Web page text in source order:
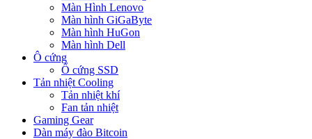
Màn Hình Lenovo
Màn hình GiGaByte
Màn hình HuGon
Màn hình Dell
Ô cứng
Ổ cứng SSD
Tản nhiệt Cooling
Tản nhiệt khí
Fan tản nhiệt
Gaming Gear
Dàn máy đào Bitcoin